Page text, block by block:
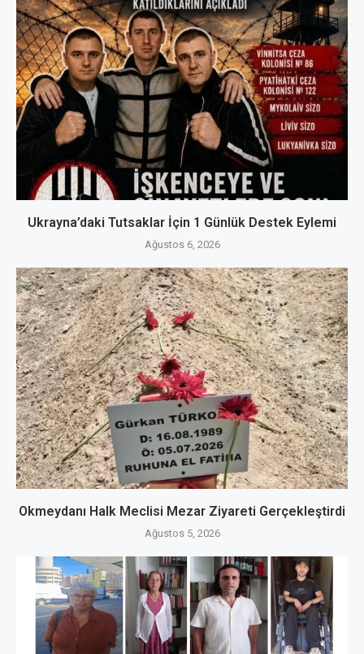
Ukrayna’daki Tutsaklar İçin 1 Günlük Destek Eylemi
Ağustos 6, 2026
Okmeydanı Halk Meclisi Mezar Ziyareti Gerçekleştirdi
Ağustos 5, 2026